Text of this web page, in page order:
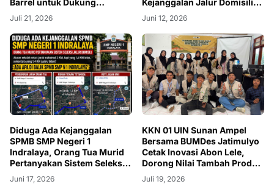
Barrel untuk Dukung
Pengelolaan Sampah Wisata
Gunung Kendil dan Pasar
Bantar
Juli 21, 2026
Kejanggalan Jalur Domisili
dan Prestasi Disorot
Juni 12, 2026
Diduga Ada Kejanggalan
SPMB SMP Negeri 1
Indralaya, Orang Tua Murid
Pertanyakan Sistem Seleksi
Jalur Domisili
Juni 17, 2026
KKN 01 UIN Sunan Ampel
Bersama BUMDes Jatimulyo
Cetak Inovasi Abon Lele,
Dorong Nilai Tambah Produk
Lokal
Juli 19, 2026